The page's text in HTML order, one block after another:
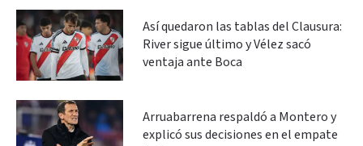
Así quedaron las tablas del Clausura:
River sigue último y Vélez sacó
ventaja ante Boca
Arruabarrena respaldó a Montero y
explicó sus decisiones en el empate